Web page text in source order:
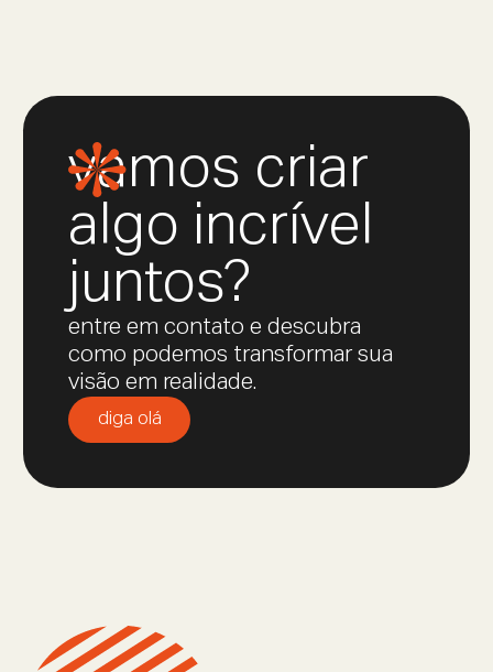
vamos criar
algo incrível
juntos?
entre em contato e descubra
como podemos transformar sua
visão em realidade.
diga olá